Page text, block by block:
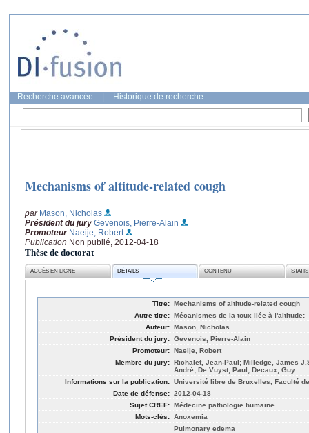
Recherche avancée Historique de recherche
Mechanisms of altitude-related cough
par Mason, Nicholas
Président du jury Gevenois, Pierre-Alain
Promoteur Naeije, Robert
Publication Non publié, 2012-04-18
Thèse de doctorat
ACCÈS EN LIGNE DÉTAILS CONTENU
Titre: Mechanisms of altitude-related cough
Autre titre: Mécanismes de la toux liée à l'altitude:
Auteur: Mason, Nicholas
Président du jury: Gevenois, Pierre-Alain
Promoteur: Naeije, Robert
Membre du jury: Richalet, Jean-Paul; Milledge, James
André; De Vuyst, Paul; Decaux, Guy
Informations sur la publication: Université libre de Bruxelles, Faculté
Date de défense: 2012-04-18
Sujet CREF: Médecine pathologie humaine
Mots-clés: Anoxemia
Pulmonary edema